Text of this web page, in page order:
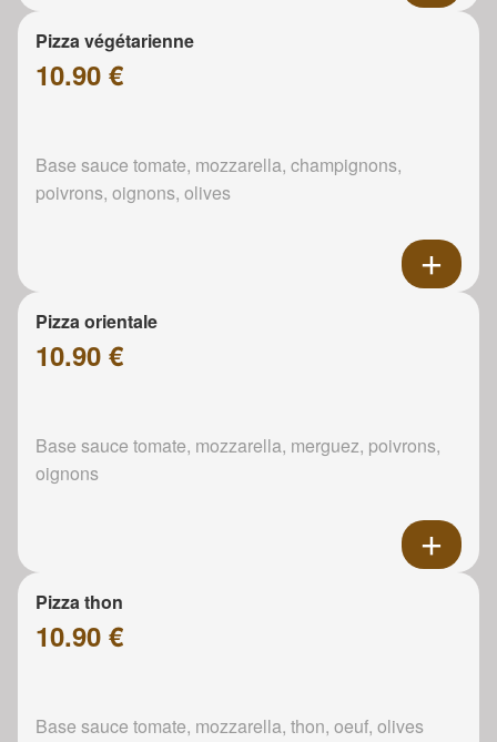
Pizza végétarienne
10.90 €
Base sauce tomate, mozzarella, champignons,
poivrons, oignons, olives
Pizza orientale
10.90 €
Base sauce tomate, mozzarella, merguez, poivrons,
oignons
Pizza thon
10.90 €
Base sauce tomate, mozzarella, thon, oeuf, olives